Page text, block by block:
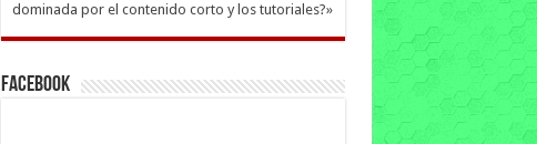
dominada por el contenido corto y los tutoriales?»
Facebook